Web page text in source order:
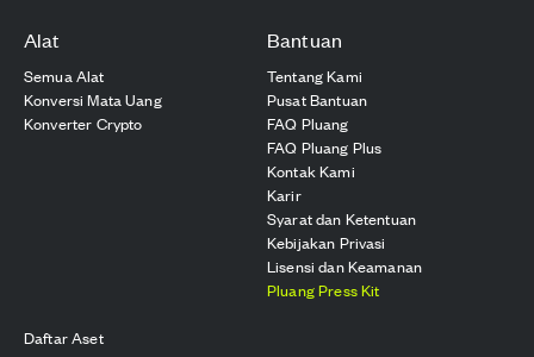
Alat
Semua Alat
Konversi Mata Uang
Konverter Crypto
Bantuan
Tentang Kami
Pusat Bantuan
FAQ Pluang
FAQ Pluang Plus
Kontak Kami
Karir
Syarat dan Ketentuan
Kebijakan Privasi
Lisensi dan Keamanan
Pluang Press Kit
Daftar Aset